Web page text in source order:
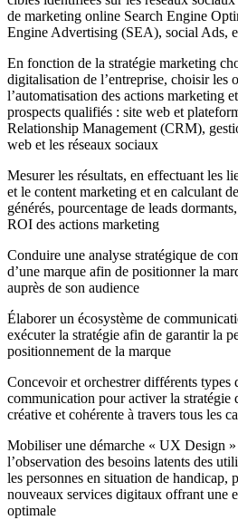
de marketing online Search Engine
Engine Advertising (SEA), social Ads,
En fonction de la stratégie marketing
digitalisation de l’entreprise, choisir les
l’automatisation des actions marketing
prospects qualifiés : site web et
Relationship Management (CRM),
web et les réseaux sociaux
Mesurer les résultats, en effectuant les
et le content marketing et en calculant
générés, pourcentage de leads
ROI des actions marketing
Conduire une analyse stratégique de
d’une marque afin de positionner la
auprès de son audience
Élaborer un écosystème de
exécuter la stratégie afin de garantir la
positionnement de la marque
Concevoir et orchestrer différents types
communication pour activer la stratégie
créative et cohérente à travers tous les
Mobiliser une démarche « UX Design
l’observation des besoins latents des
les personnes en situation de handicap,
nouveaux services digitaux offrant une
optimale